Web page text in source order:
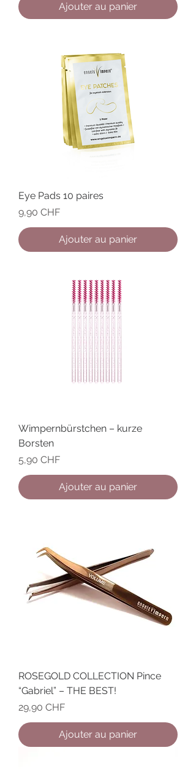
Ajouter au panier
Eye Pads 10 paires
Prix
9,90 CHF
Ajouter au panier
Wimpernbürstchen – kurze
Borsten
Prix
5,90 CHF
Ajouter au panier
ROSEGOLD COLLECTION Pince
“Gabriel” – THE BEST!
Prix
29,90 CHF
Ajouter au panier